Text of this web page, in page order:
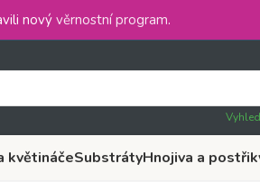
nový věrnostní program.
květináčeSubstrátyHnojiva a